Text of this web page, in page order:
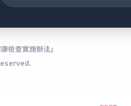
檢查實施辦法」